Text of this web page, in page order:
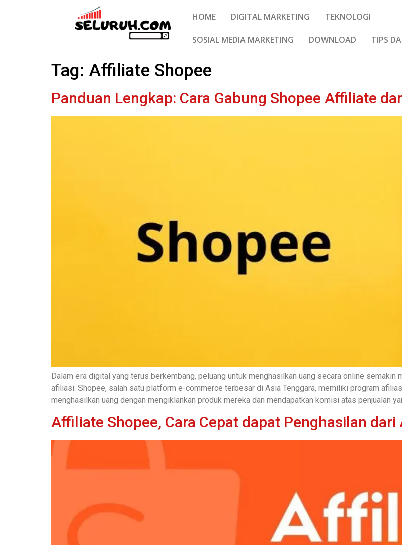
HOME DIGITAL MARKETING TEKNOLOGI
SOSIAL MEDIA MARKETING DOWNLOAD TIPS
Tag: Affiliate Shopee
Panduan Lengkap: Cara Gabung Shopee Affiliate
Dalam era digital yang terus berkembang, peluang untuk menghasilkan uang secara online semakin
afiliasi. Shopee, salah satu platform e-commerce terbesar di Asia Tenggara, memiliki program
menghasilkan uang dengan mengiklankan produk mereka dan mendapatkan komisi atas penjualan
Affiliate Shopee, Cara Cepat dapat Penghasilan